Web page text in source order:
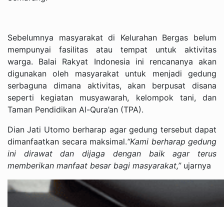
Sebelumnya masyarakat di Kelurahan Bergas belum
mempunyai fasilitas atau tempat untuk aktivitas
warga. Balai Rakyat Indonesia ini rencananya akan
digunakan oleh masyarakat untuk menjadi gedung
serbaguna dimana aktivitas, akan berpusat disana
seperti kegiatan musyawarah, kelompok tani, dan
Taman Pendidikan Al-Qura’an (TPA).
Dian Jati Utomo berharap agar gedung tersebut dapat
dimanfaatkan secara maksimal.“Kami berharap gedung
ini dirawat dan dijaga dengan baik agar terus
memberikan manfaat besar bagi masyarakat,”ujarnya